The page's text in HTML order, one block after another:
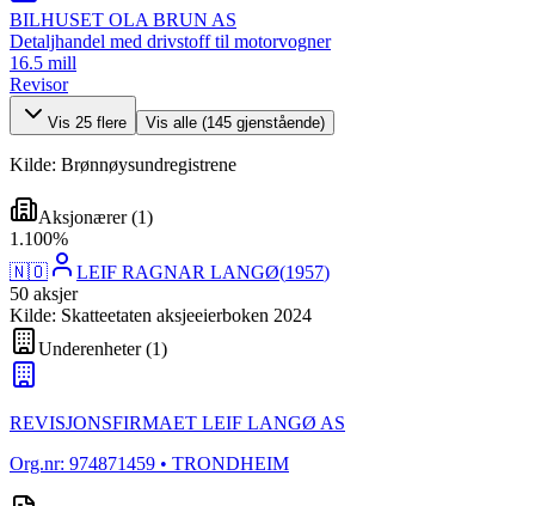
BILHUSET OLA BRUN AS
Detaljhandel med drivstoff til motorvogner
16.5 mill
Revisor
Vis 25 flere Vis alle (145 gjenstående)
Kilde: Brønnøysundregistrene
Aksjonærer(1)
1 .100%
🇳🇴
LEIF RAGNAR LANGØ(1957)
50 aksjer
Kilde: Skatteetaten aksjeeierboken 2024
Underenheter(1)
REVISJONSFIRMAET LEIF LANGØ AS
Org.nr: 974871459 • TRONDHEIM